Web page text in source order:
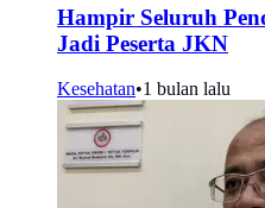
Hampir Seluruh
Jadi Peserta JKN
Kesehatan•1 bulan lalu